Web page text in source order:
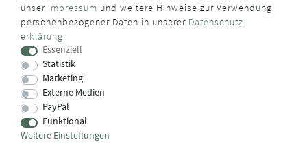
WUSSTEN SIE SCHON?
Das Käufersiegel des Händlerbunds garantiert Ihnen
100%.-ige Zahlungssicherheit, größtmöglichen Datenschutz
und Geld-zurück-Garantie bei Nicht- oder Falschlieferung.
unser Impressum und weitere Hinweise zur Verwendung
personenbezogener Daten in unserer Daten­schutz­
erklärung.
Essenziell
Statistik
Marketing
Externe Medien
PayPal
Funktional
Weitere Einstellungen